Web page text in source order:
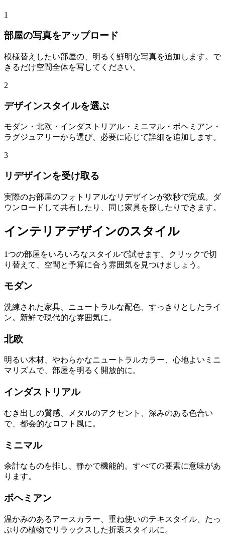
1
部屋の写真をアップロード
模様替えしたい部屋の、明るく鮮明な写真を追加します。で
きるだけ空間全体を写してください。
2
デザインスタイルを選ぶ
モダン・北欧・インダストリアル・ミニマル・ボヘミアン・
ラグジュアリーから選び、必要に応じて詳細を追加します。
3
リデザインを受け取る
実際のお部屋のフォトリアルなリデザインが数秒で完成。ダ
ウンロードして共有したり、同じ家具を探したりできます。
インテリアデザインのスタイル
1つの部屋をいろいろなスタイルで試せます。クリックで切
り替えて、空間と予算に合う雰囲気を見つけましょう。
モダン
洗練された家具、ニュートラルな配色、すっきりとしたライ
ン。新鮮で現代的な雰囲気に。
北欧
明るい木材、やわらかなニュートラルカラー、心地よいミニ
マリズムで、部屋を明るく開放的に。
インダストリアル
むき出しの質感、メタルのアクセント、深みのある色合い
で、都会的なロフト風に。
ミニマル
余計なものを排し、静かで機能的。すべての要素に意味があ
ります。
ボヘミアン
温かみのあるアースカラー、重ね使いのテキスタイル、たっ
ぷりの植物でリラックスした折衷スタイルに。